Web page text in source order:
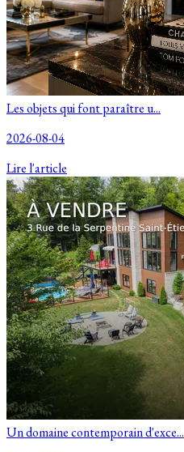
Les objets qui font paraître u...
2026-08-04
Lire l'article
Un domaine contemporain d'exce...